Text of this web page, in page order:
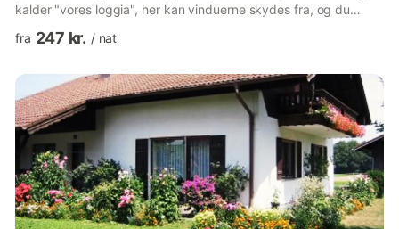
kalder "vores loggia", her kan vinduerne skydes fra, og du
manglende altan. Denne lejlighed har ingen egen altan, men
liggestole, borde og stole til dig. Således har ingen nogensinde
rigtig savnet altanen. To fladskærms HD-satellit-tv'er, den e...
fra 247 kr. / nat